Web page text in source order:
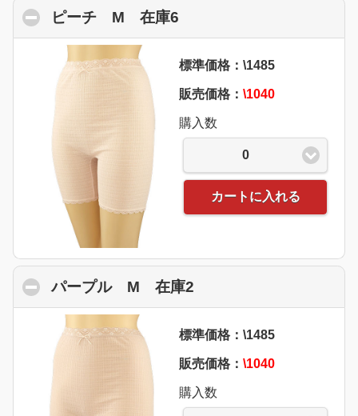
ピーチ M 在庫6
標準価格：\1485
販売価格： \1040
購入数
0
カートに入れる
パープル M 在庫2
標準価格：\1485
販売価格： \1040
購入数